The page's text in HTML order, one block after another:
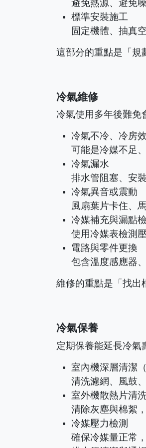
避免熱源、避免
標準安裝施工
固定機體、抽真
這部分的重點是「規
冷氣維修
冷氣使用多年後難免
冷氣不冷、冷房
可能是冷媒不足
冷氣漏水
排水管阻塞、安
冷氣異音或震動
風扇葉片卡住、
冷媒補充與漏點
使用冷媒表檢測
電路與零件更換
包含溫度感應器
維修的重點是「找出
冷氣保養
定期保養能延長冷氣
室內機深層清潔（
清洗濾網、風鼓
室外機散熱片清
清除灰塵與棉絮
冷媒壓力檢測
確保冷媒量正常